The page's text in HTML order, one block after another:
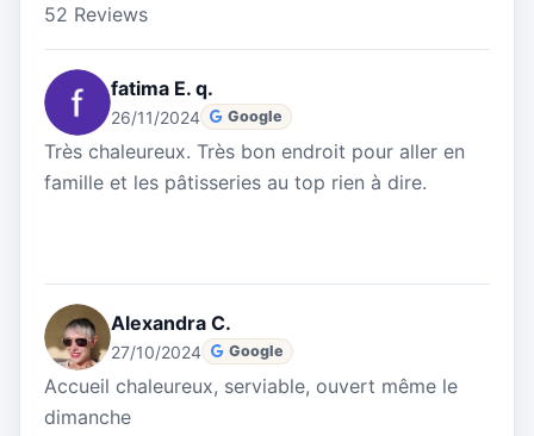
52 Reviews
fatima E. q.
26/11/2024 Google
Très chaleureux. Très bon endroit pour aller en
famille et les pâtisseries au top rien à dire.
Alexandra C.
27/10/2024 Google
Accueil chaleureux, serviable, ouvert même le
dimanche